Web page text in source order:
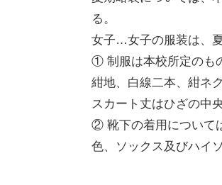
る。
女子…女子の服装は、
① 制服は本校所定のも
紺地、白線二本、紺ネ
スカート丈はひざの中
② 靴下の着用について
色、ソックス及びハイ